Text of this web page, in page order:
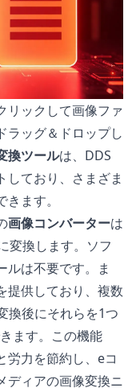
リックして画像ファ
ラッグ＆ドロップし
換ツールは、DDS
しており、さまざま
ます。
画像コンバーターは
変換します。ソフ
ルは不要です。ま
提供しており、複数
換後にそれらを1つ
ます。この機能
労力を節約し、eコ
ディアの画像変換ニ